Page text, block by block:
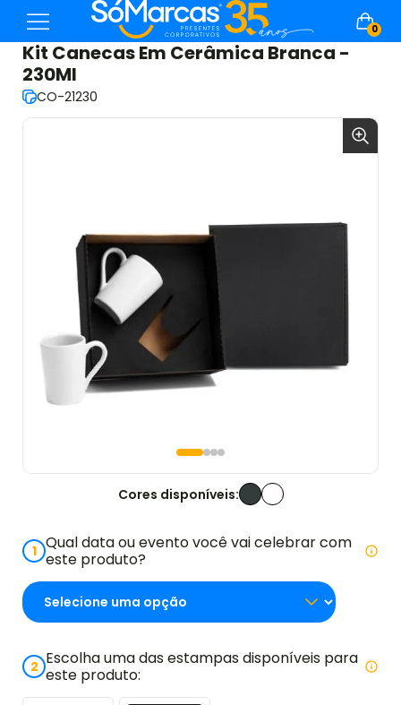
0
Kit Canecas Em Cerâmica Branca -
230Ml
CO-21230
Cores disponíveis:
1 Qual data ou evento você vai celebrar com
este produto?
2 Escolha uma das estampas disponíveis para
este produto: